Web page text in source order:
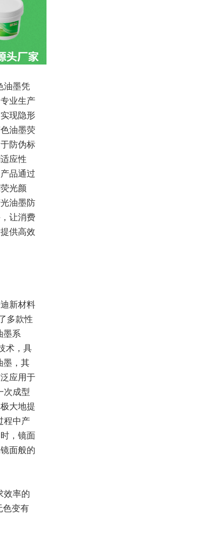
油墨凭
业生产
现隐形
油墨荧
防伪标
应性
品通过
光颜
油墨防
让消费
供高效
新材料
多款性
墨系
术，具
墨，其
应用于
次成型
大地提
程中产
，镜面
面般的
效率的
色变有